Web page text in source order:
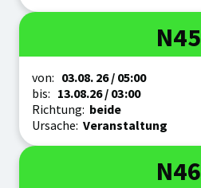
Linie
N45
Zeitraum
von: 03.08. 26/ 05:00
bis: 13.08.26/ 03:00
Richtung: beide
Ursache: Veranstaltung
Linie
N46